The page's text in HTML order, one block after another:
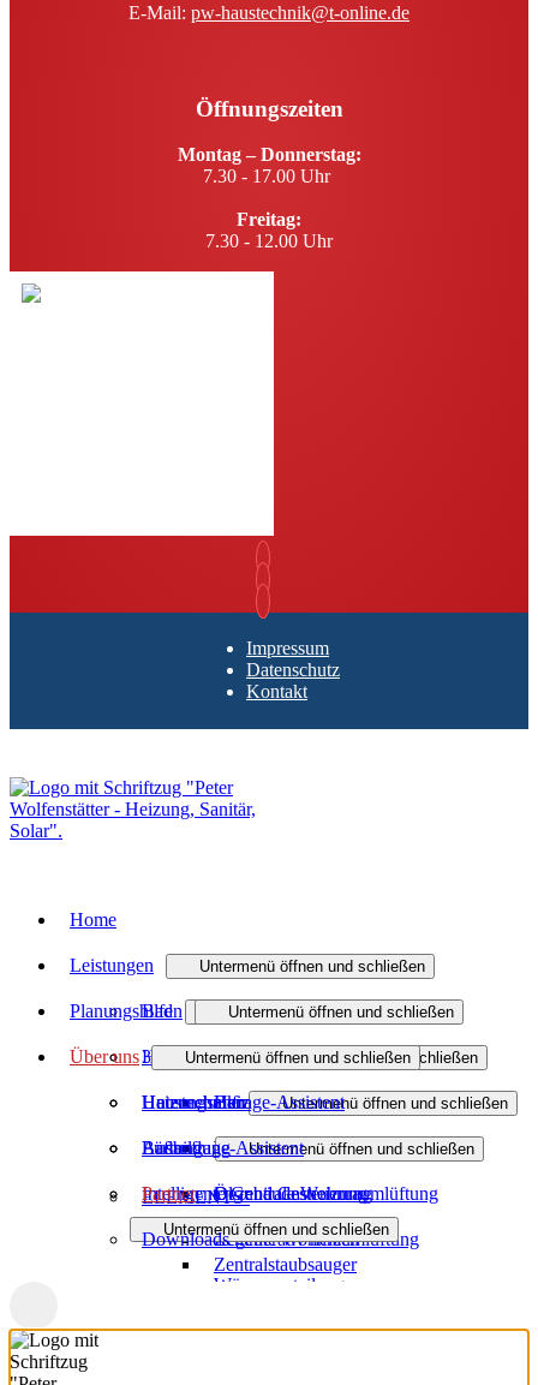
E-Mail: pw-haustechnik@t-online.de
Öffnungszeiten
Montag – Donnerstag:
7.30 - 17.00 Uhr
Freitag:
7.30 - 12.00 Uhr
Impressum
Datenschutz
Kontakt
Home
Leistungen Untermenü öffnen und schließen
Bad Untermenü öffnen und schließen
Badmodernisierung
Barrierefreies Bad
Förderung Bad
Heizung Untermenü öffnen und schließen
Heizungsmodernisierung
Heizen mit Gas
Öl- und Gasheizung
Regenerativ heizen
Wärmeverteilung
Wartung und Service
Haustechnik Untermenü öffnen und schließen
Wasser / Trinkwasser
Lüftung Untermenü öffnen und schließen
Dezentrale Wohnraumlüftung
Zentrale Wohnraumlüftung
Intelligente Gebäudesteuerung
Untermenü öffnen und schließen
Zentralstaubsauger
Planungshilfen Untermenü öffnen und schließen
3D-Badplaner
Heizungsanfrage-Assistent
Badanfrage-Assistent
ELEMENTS⁺
Über uns Untermenü öffnen und schließen
Unternehmen
Ausbildung
Partner
Downloads